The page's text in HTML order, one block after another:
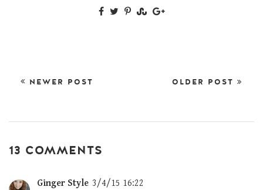
NEWER POST OLDER POST
13 COMMENTS
Ginger Style 3/4/15 16:22